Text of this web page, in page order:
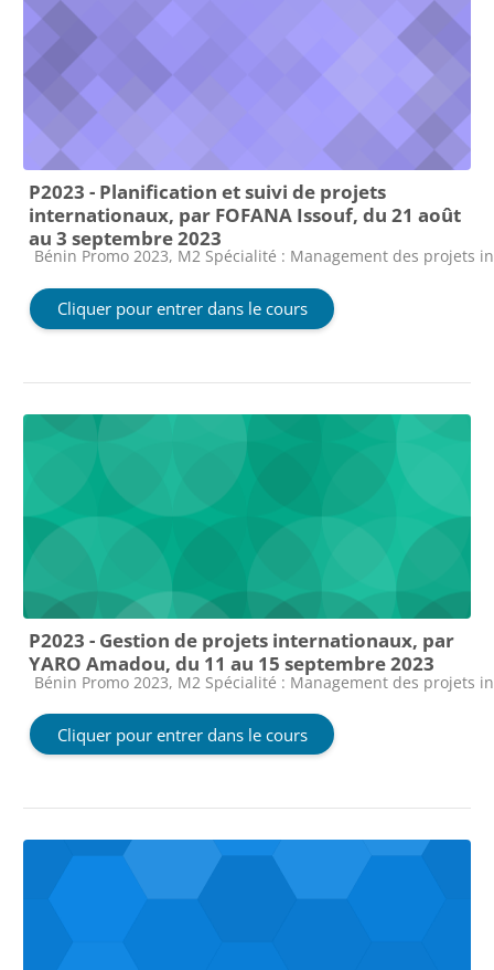
P2023 - Planification et suivi de projets
internationaux, par FOFANA Issouf, du 21 août
au 3 septembre 2023
Catégorie de cours
Bénin Promo 2023, M2 Spécialité : Management des projets
Cliquer pour entrer dans le cours
P2023 - Gestion de projets internationaux, par
YARO Amadou, du 11 au 15 septembre 2023
Catégorie de cours
Bénin Promo 2023, M2 Spécialité : Management des projets
Cliquer pour entrer dans le cours